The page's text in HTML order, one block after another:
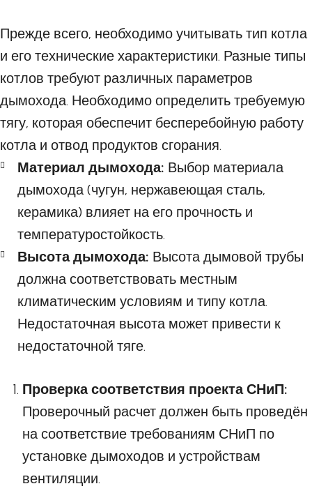
Прежде всего, необходимо учитывать тип котла
и его технические характеристики. Разные типы
котлов требуют различных параметров
дымохода. Необходимо определить требуемую
тягу, которая обеспечит бесперебойную работу
котла и отвод продуктов сгорания.
Материал дымохода: Выбор материала
дымохода (чугун, нержавеющая сталь,
керамика) влияет на его прочность и
температуростойкость.
Высота дымохода: Высота дымовой трубы
должна соответствовать местным
климатическим условиям и типу котла.
Недостаточная высота может привести к
недостаточной тяге.
Проверка соответствия проекта СНиП:
Проверочный расчет должен быть проведён
на соответствие требованиям СНиП по
установке дымоходов и устройствам
вентиляции.